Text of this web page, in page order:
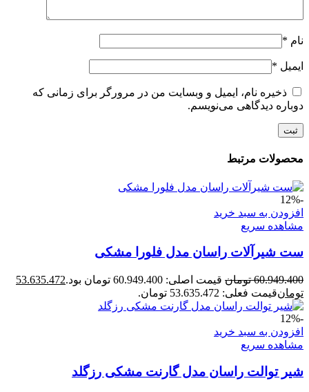
نام *
ایمیل *
ذخیره نام، ایمیل و وبسایت من در مرورگر برای زمانی که
دوباره دیدگاهی می‌نویسم.
محصولات مرتبط
-12%
افزودن به سبد خرید
مشاهده سریع
ست شیرآلات راسان مدل فلورا مشکی
60.949.400 تومان قیمت اصلی: 60.949.400 تومان بود.
53.635.472
تومانقیمت فعلی: 53.635.472 تومان.
-12%
افزودن به سبد خرید
مشاهده سریع
شیر توالت راسان مدل گارنت مشکی رزگلد